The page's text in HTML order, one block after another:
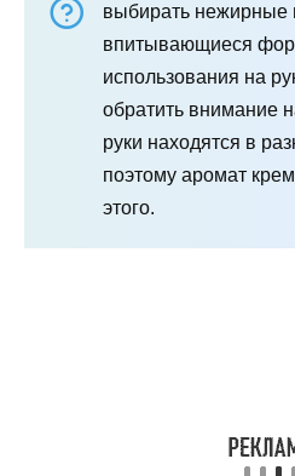
выбирать нежирные
впитывающиеся
использования на
обратить внимание
руки находятся в
поэтому аромат
этого.